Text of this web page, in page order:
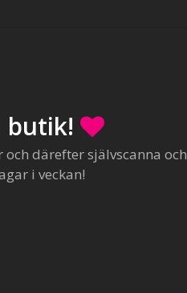
butik!
därefter självscanna och
i veckan!